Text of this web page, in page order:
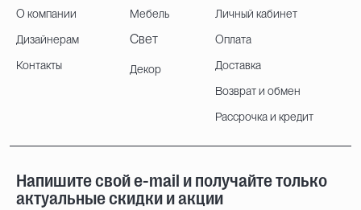
О компании
Дизайнерам
Контакты
Мебель
Свет
Декор
Личный кабинет
Оплата
Доставка
Возврат и обмен
Рассрочка и кредит
Напишите свой e-mail и получайте только
актуальные скидки и акции